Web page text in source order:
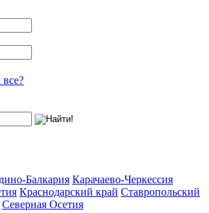
Балкария Карачаево-Черкессия
Краснодарский край Ставропольский
Северная Осетия